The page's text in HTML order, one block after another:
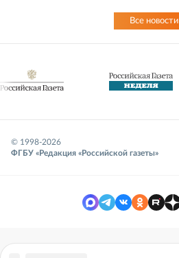
Все новости
© 1998-2026
ФГБУ «Редакция «Российской газеты»